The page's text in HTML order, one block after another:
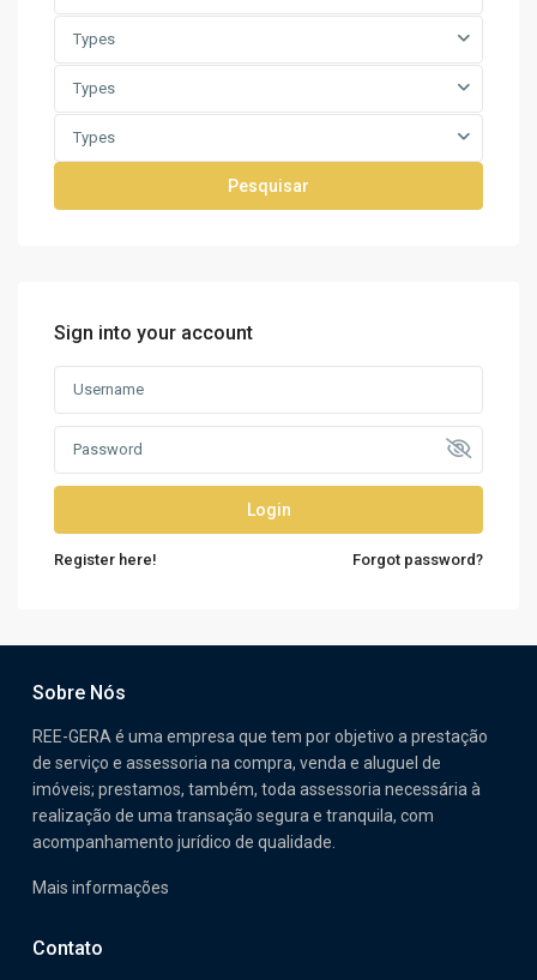
Types
Types
Types
Pesquisar
Sign into your account
Login
Register here! Forgot password?
Sobre Nós
REE-GERA é uma empresa que tem por objetivo a prestação
de serviço e assessoria na compra, venda e aluguel de
imóveis; prestamos, também, toda assessoria necessária à
realização de uma transação segura e tranquila, com
acompanhamento jurídico de qualidade.
Mais informações
Contato